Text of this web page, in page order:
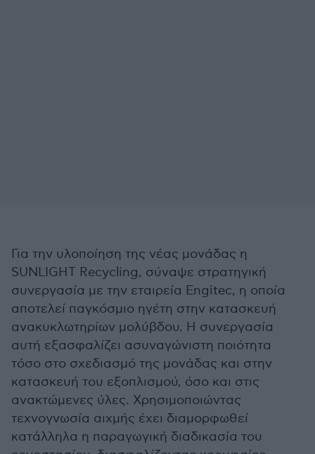
Για την υλοποίηση της νέας μονάδας η
SUNLIGHT Recycling, σύναψε στρατηγική
συνεργασία με την εταιρεία Engitec, η οποία
αποτελεί παγκόσμιο ηγέτη στην κατασκευή
ανακυκλωτηρίων µολύβδου. Η συνεργασία
αυτή εξασφαλίζει ασυναγώνιστη ποιότητα
τόσο στο σχεδιασμό της μονάδας και στην
κατασκευή του εξοπλισμού, όσο και στις
ανακτώµενες ύλες. Χρησιμοποιώντας
τεχνογνωσία αιχµής έχει διαμορφωθεί
κατάλληλα η παραγωγική διαδικασία του